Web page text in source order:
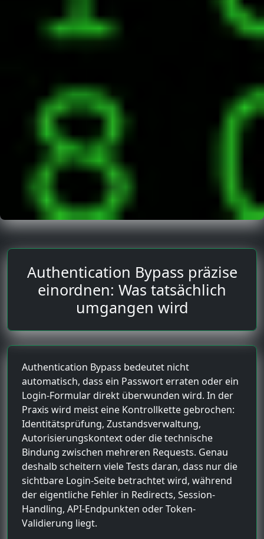
Authentication Bypass präzise
einordnen: Was tatsächlich
umgangen wird
Authentication Bypass bedeutet nicht
automatisch, dass ein Passwort erraten oder ein
Login-Formular direkt überwunden wird. In der
Praxis wird meist eine Kontrollkette gebrochen:
Identitätsprüfung, Zustandsverwaltung,
Autorisierungskontext oder die technische
Bindung zwischen mehreren Requests. Genau
deshalb scheitern viele Tests daran, dass nur die
sichtbare Login-Seite betrachtet wird, während
der eigentliche Fehler in Redirects, Session-
Handling, API-Endpunkten oder Token-
Validierung liegt.